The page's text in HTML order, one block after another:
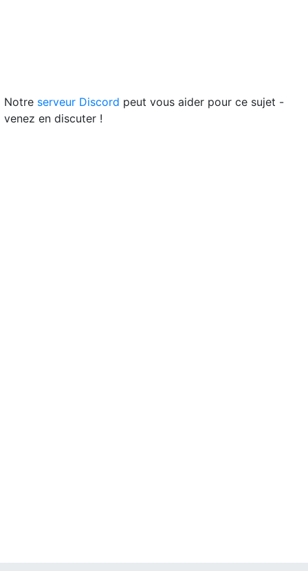
Notre serveur Discord peut vous aider pour ce sujet -
venez en discuter !